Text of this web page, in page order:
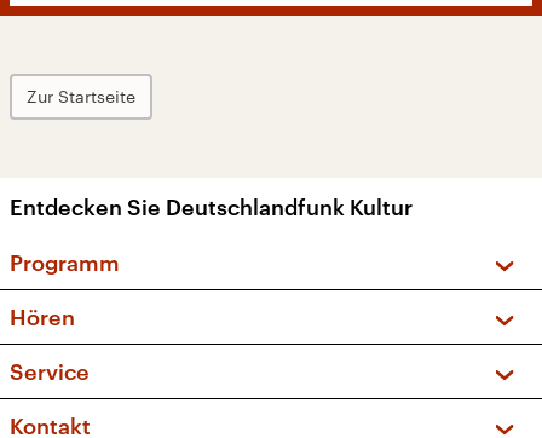
Zur Startseite
Entdecken Sie Deutschlandfunk Kultur
Programm
Sendungen und Podcasts
Musikliste
Kakadu – Das Kinderprogramm
Hören
Frequenzen (UKW + DAB+)
Service
FAQ
Kontakt